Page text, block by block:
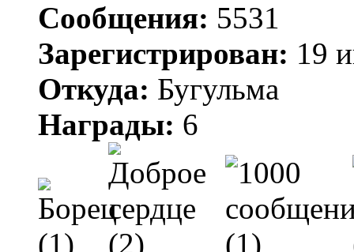
Сообщения: 5531
Зарегистрирован: 19
Откуда: Бугульма
Награды: 6